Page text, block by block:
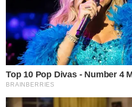
Top 10 Pop Divas - Number 4
BRAINBERRIES